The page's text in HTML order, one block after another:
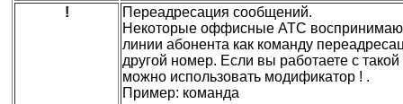
!
Переадресация сообщений.
Некоторые оффисные АТС
линии абонента как команду
другой номер. Eсли вы работаете с
можно использовать модификатор ! .
Пример: команда